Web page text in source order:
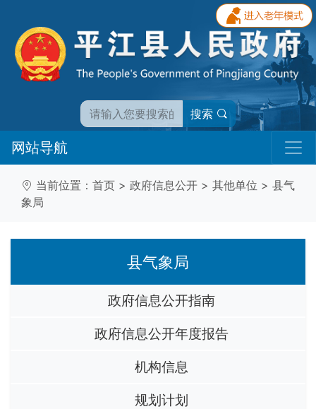
搜索
网站导航
当前位置： 首页 > 政府信息公开 > 其他单位 > 县气
象局
县气象局
政府信息公开指南
政府信息公开年度报告
机构信息
规划计划